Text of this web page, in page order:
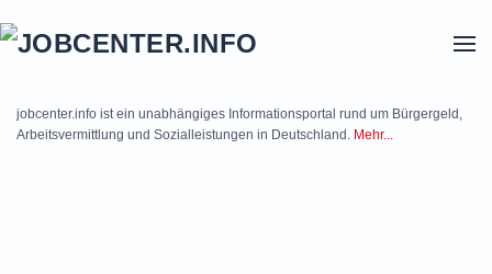
jobcenter.info ist ein unabhängiges Informationsportal rund um Bürgergeld,
Arbeitsvermittlung und Sozialleistungen in Deutschland. Mehr...